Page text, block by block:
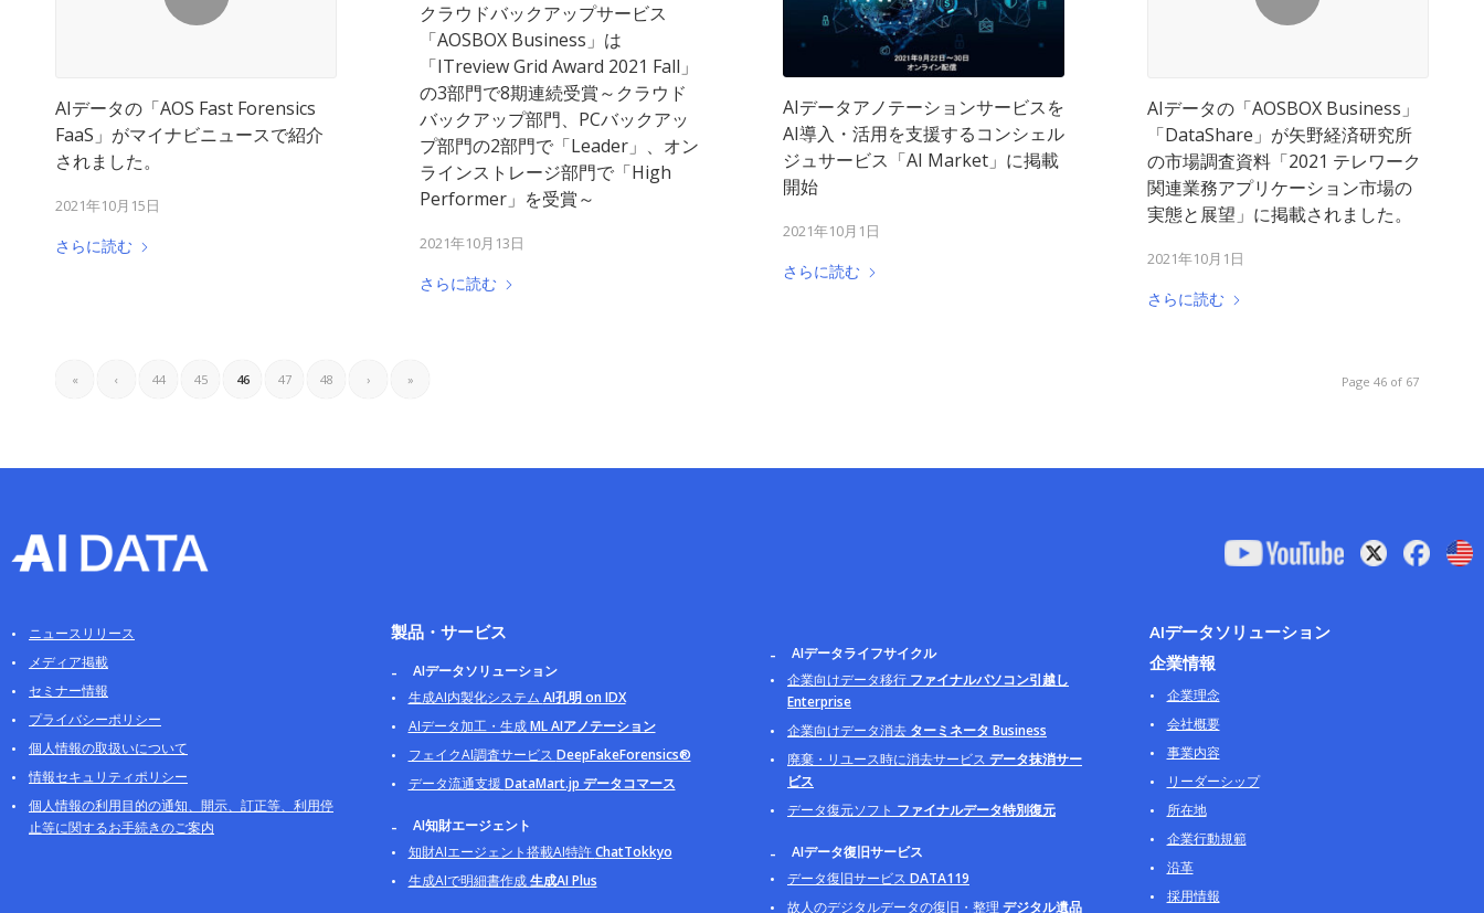
AIデータの「AOS Fast Forensics
FaaS」がマイナビニュースで紹介
されました。
2021年10月15日
さらに読む
クラウドバックアップサービス
「AOSBOX Business」は
「ITreview Grid Award 2021 Fall」
の3部門で8期連続受賞～クラウド
バックアップ部門、PCバックアッ
プ部門の2部門で「Leader」、オン
ラインストレージ部門で「High
Performer」を受賞～
2021年10月13日
さらに読む
AIデータアノテーションサービスを
AI導入・活用を支援するコンシェル
ジュサービス「AI Market」に掲載
開始
2021年10月1日
さらに読む
AIデータの「AOSBOX Business」
「DataShare」が矢野経済研究所
の市場調査資料「2021 テレワーク
関連業務アプリケーション市場の
実態と展望」に掲載されました。
2021年10月1日
さらに読む
Page 46 of 67
« ‹ 44 45 46 47 48 › »
ニュースリリース
メディア掲載
セミナー情報
プライバシーポリシー
個人情報の取扱いについて
情報セキュリティポリシー
個人情報の利用目的の通知、開示、訂正等、利用停
止等に関するお手続きのご案内
製品・サービス
AIデータソリューション
生成AI内製化システム AI孔明 on IDX
AIデータ加工・生成ML AIアノテーション
フェイクAI調査サービス DeepFakeForensics®
データ流通支援 DataMart.jp データコマース
AI知財エージェント
知財AIエージェント搭載AI特許ChatTokkyo
生成AIで明細書作成生成AI Plus
AIデータライフサイクル
企業向けデータ移行 ファイナルパソコン引越し
Enterprise
企業向けデータ消去 ターミネータ Business
廃棄・リユース時に消去サービス データ抹消サー
ビス
データ復元ソフト ファイナルデータ特別復元
AIデータ復旧サービス
データ復旧サービス DATA119
故人のデジタルデータの復旧・整理 デジタル遺品
AIデータソリューション
企業情報
企業理念
会社概要
事業内容
リーダーシップ
所在地
企業行動規範
沿革
採用情報